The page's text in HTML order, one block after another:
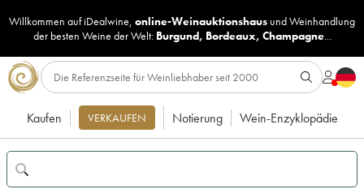
Willkommen auf iDealwine, online-Weinauktionshaus undWeinhandlung
der besten Weine der Welt: Burgund, Bordeaux, Champagne...
Kaufen VERKAUFEN Notierung Wein-Enzyklopädie